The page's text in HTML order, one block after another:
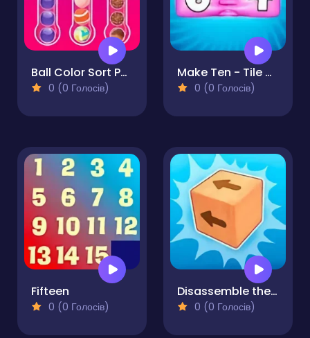
Ball Color Sort Puzzle Game
0 (0 Голосів)
Make Ten - Tile Merge
0 (0 Голосів)
Fifteen
0 (0 Голосів)
Disassemble the Cube Wooden in 3D!
0 (0 Голосів)